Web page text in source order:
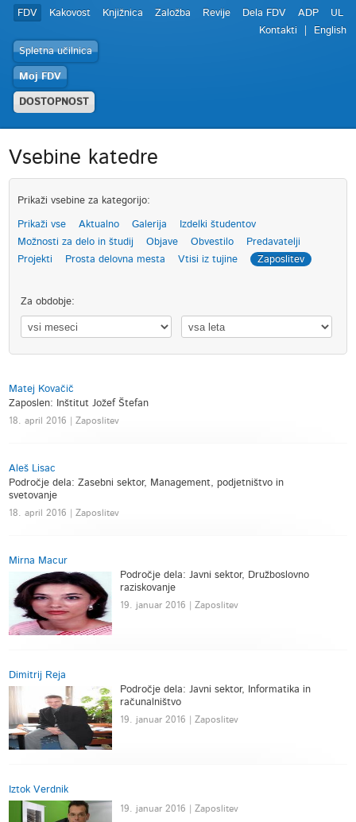
FDV Kakovost Knjižnica Založba Revije Dela FDV ADP
UL
Kontakti
English
Spletna učilnica
Moj FDV
DOSTOPNOST
Vsebine katedre
Prikaži vsebine za kategorijo:
Prikaži vse Aktualno Galerija
Izdelki študentov
Možnosti za delo in študij
Objave Obvestilo
Predavatelji
Projekti
Prosta delovna mesta Vtisi iz tujine Zaposlitev
Za obdobje:
Matej Kovačič
Zaposlen: Inštitut Jožef Štefan
18. april 2016 | Zaposlitev
Aleš Lisac
Področje dela: Zasebni sektor, Management, podjetništvo in
svetovanje
18. april 2016 | Zaposlitev
Mirna Macur
Področje dela: Javni sektor, Družboslovno
raziskovanje
19. januar 2016 | Zaposlitev
Dimitrij Reja
Področje dela: Javni sektor, Informatika in
računalništvo
19. januar 2016 | Zaposlitev
Iztok Verdnik
19. januar 2016 | Zaposlitev